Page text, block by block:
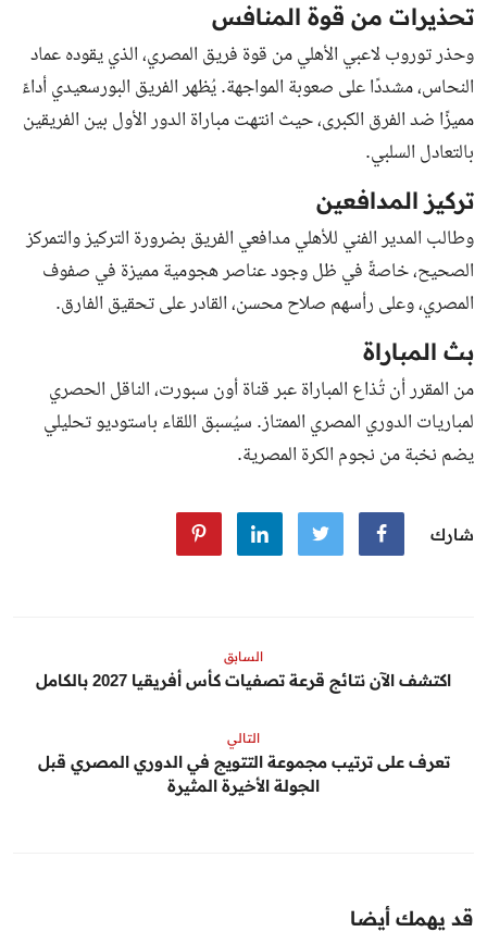
تحذيرات من قوة المنافس
وحذر توروب لاعبي الأهلي من قوة فريق المصري، الذي يقوده عماد
النحاس، مشددًا على صعوبة المواجهة. يُظهر الفريق البورسعيدي أداءً
مميزًا ضد الفرق الكبرى، حيث انتهت مباراة الدور الأول بين الفريقين
بالتعادل السلبي.
تركيز المدافعين
وطالب المدير الفني للأهلي مدافعي الفريق بضرورة التركيز والتمركز
الصحيح، خاصةً في ظل وجود عناصر هجومية مميزة في صفوف
المصري، وعلى رأسهم صلاح محسن، القادر على تحقيق الفارق.
بث المباراة
من المقرر أن تُذاع المباراة عبر قناة أون سبورت، الناقل الحصري
لمباريات الدوري المصري الممتاز. سيُسبق اللقاء باستوديو تحليلي
يضم نخبة من نجوم الكرة المصرية.
شارك
السابق
اكتشف الآن نتائج قرعة تصفيات كأس أفريقيا 2027 بالكامل
التالي
تعرف على ترتيب مجموعة التتويج في الدوري المصري قبل
الجولة الأخيرة المثيرة
قد يهمك أيضا